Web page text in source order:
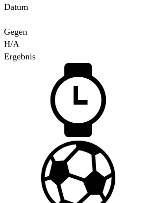
Datum
Gegen
H/A
Ergebnis